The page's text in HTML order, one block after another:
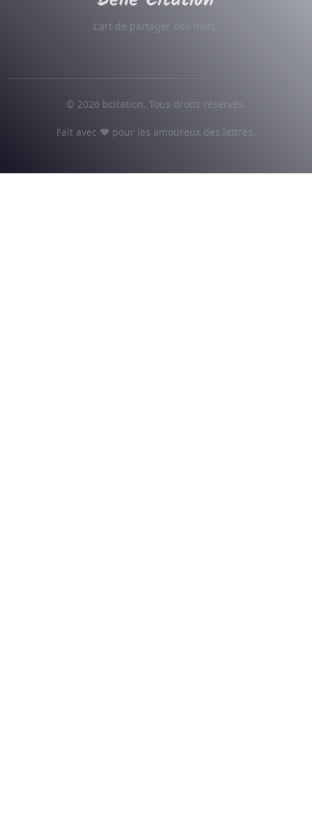
L'art de partager des mots.
© 2026 bcitation. Tous droits réservés.
Fait avec ♥ pour les amoureux des lettres.